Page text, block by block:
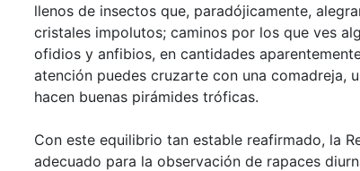
llenos de insectos que, paradójicamente,
cristales impolutos; caminos por los que ves
ofidios y anfibios, en cantidades
atención puedes cruzarte con una comadreja,
hacen buenas pirámides tróficas.
Con este equilibrio tan estable reafirmado, la
adecuado para la observación de rapaces